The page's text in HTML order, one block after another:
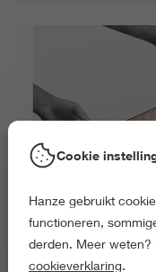
Cookie
Hanze gebruikt
functioneren,
derden. Meer weten?
cookieverklaring.